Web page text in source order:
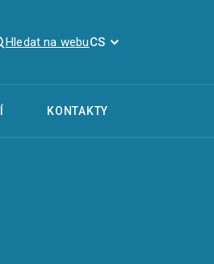
Hledat na webuCS
KONTAKTY